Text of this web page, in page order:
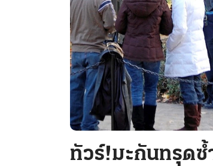
ทัวร์!มะกันทรุดซํ้